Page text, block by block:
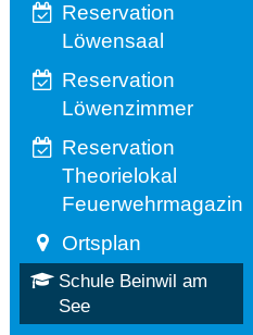
Reservation
Löwensaal
Reservation
Löwenzimmer
Reservation
Theorielokal
Feuerwehrmagazin
Ortsplan
Schule Beinwil am
See